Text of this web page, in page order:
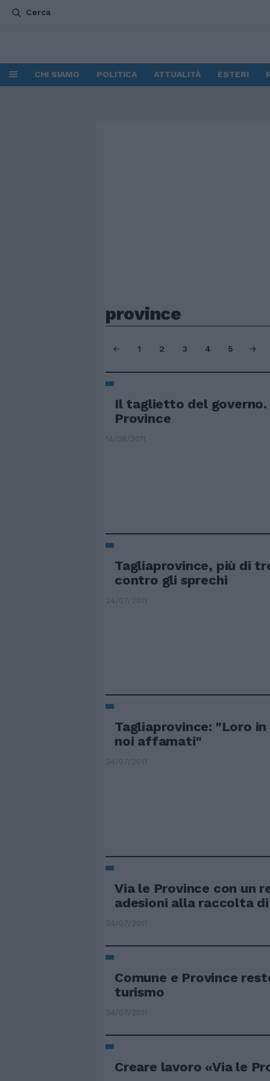
Cerca
CHI SIAMO POLITICA ATTUALITÀ ESTERI
province
1 2 3 4 5
Il taglietto del governo.
Province
14/08/2011
Tagliaprovince, più di
contro gli sprechi
24/07/2011
Tagliaprovince: "Loro in
noi affamati"
24/07/2011
Via le Province con un
adesioni alla raccolta
24/07/2011
Comune e Province
turismo
24/07/2011
Creare lavoro «Via le